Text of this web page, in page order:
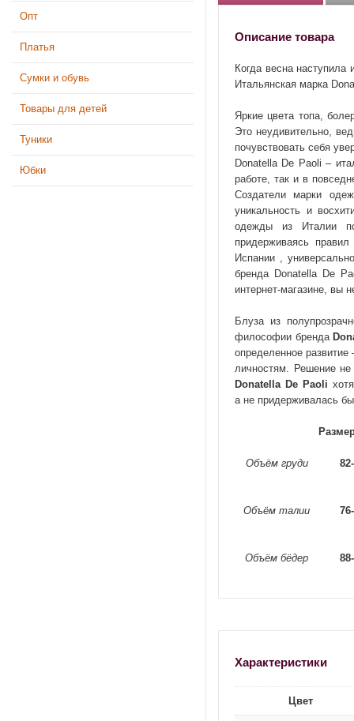
Опт
Платья
Сумки и обувь
Товары для детей
Туники
Юбки
Описание товара
Когда весна
Итальянская марка
Яркие цвета топа,
Это неудивительно,
почувствовать себя
Donatella De Paoli –
работе, так и в
Создатели марки
уникальность и
одежды из Италии
придерживаясь
Испании ,
бренда Donatella De
интернет-магазине, вы
Блуза из
философии бренда
определенное
личностям. Решение не
Donatella De Paoli
а не придерживалась
Объём груди
Объём талии
Объём бёдер
Характеристики
Цвет